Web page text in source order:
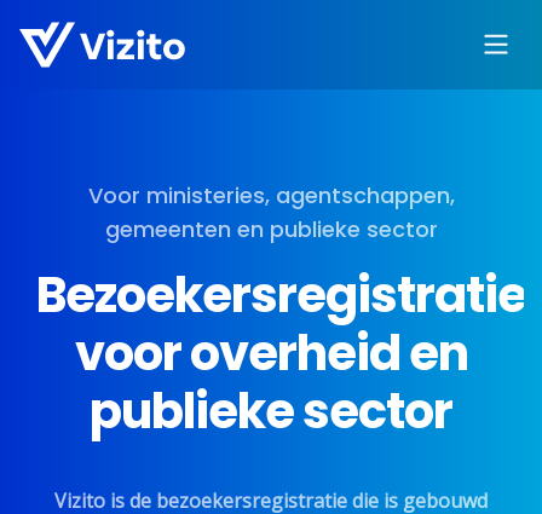
Voor ministeries, agentschappen,
gemeenten en publieke sector
Bezoekersregistratie
voor overheid en
publieke sector
Vizito is de bezoekersregistratie die is gebouwd